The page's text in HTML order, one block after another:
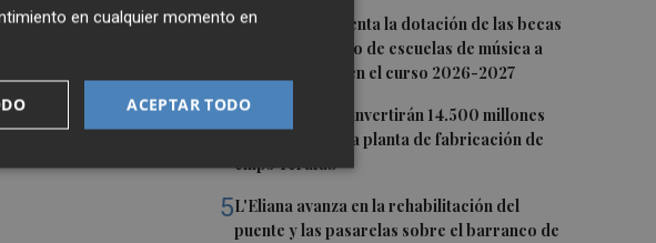
3 CaixaBank aumenta la dotación de las becas
para el alumnado de escuelas de música a
275.000 euros en el curso 2026-2027
4Tesla y SpaceX invertirán 14.500 millones
para construir la planta de fabricación de
chips Terafab
5L'Eliana avanza en la rehabilitación del
puente y las pasarelas sobre el barranco de
en cualquier momento en
ACEPTAR TODO